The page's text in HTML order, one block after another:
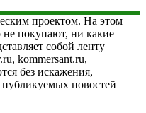
проектом. На этом
не покупают, ни какие
собой ленту
kommersant.ru,
без искажения,
публикуемых новостей